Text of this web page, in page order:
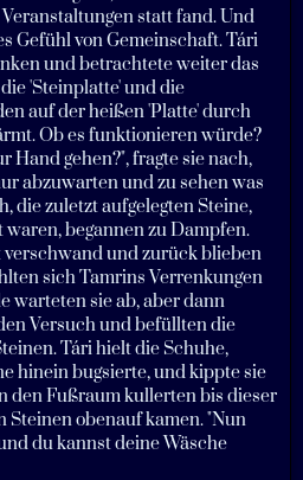
statt fand. Und
Gefühl von Gemeinschaft. Tári
und betrachtete weiter das
'Steinplatte' und die
auf der heißen 'Platte' durch
Ob es funktionieren würde?
Hand gehen?", fragte sie nach,
abzuwarten und zu sehen was
die zuletzt aufgelegten Steine,
begannen zu Dampfen.
und zurück blieben
sich Tamrins Verrenkungen
warteten sie ab, aber dann
Versuch und befüllten die
Tári hielt die Schuhe,
hinein bugsierte, und kippte sie
den Fußraum kullerten bis dieser
obenauf kamen. "Nun
du kannst deine Wäsche